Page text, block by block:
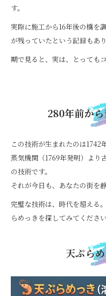
す。
実際に施工から16年後の橋を
が残っていたという記録もあ
期で見ると、実は、とっても
280年前か
この技術が生まれたのは1742
蒸気機関（1769年発明）より
の技術です。
それが今日も、あなたの街を
完璧な技術は、時代を超える
らめっきを探してみてください
天ぷら